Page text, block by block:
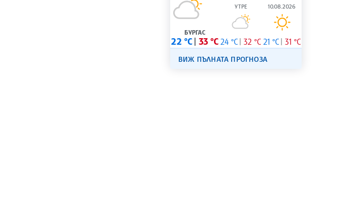
БУРГАС
22 °C 33 °C
УТРЕ
24 °C 32 °C
10.08.2026
21 °C 31 °C
ВИЖ ПЪЛНАТА ПРОГНОЗА